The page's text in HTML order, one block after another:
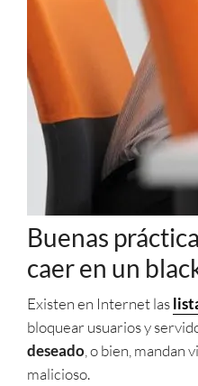
Buenas
caer en un
Existen en Internet las
bloquear usuarios y
deseado , o bien, mandan
malicioso.